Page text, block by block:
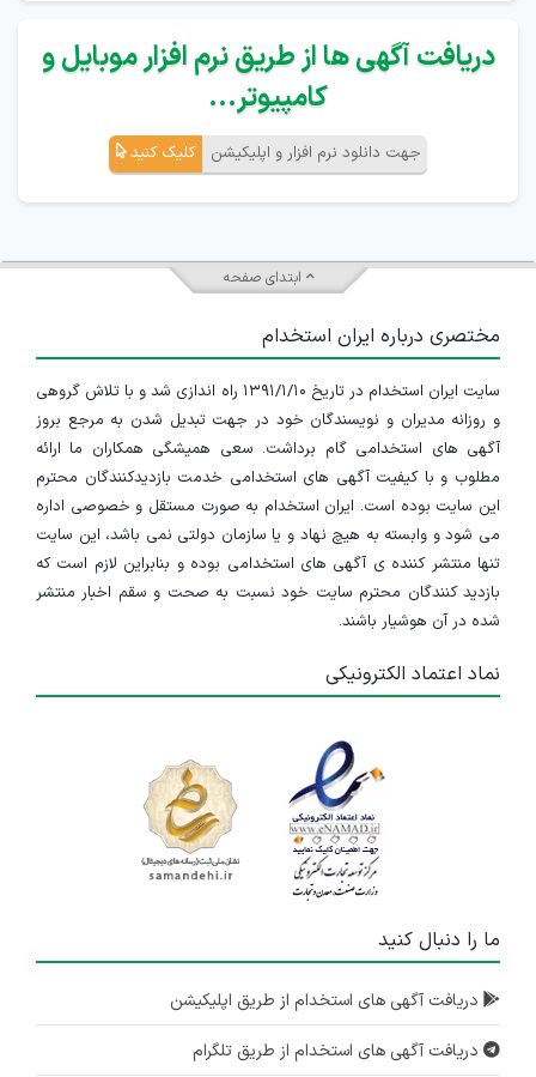
دریافت آگهی ها از طریق نرم افزار موبایل و
کامپیوتر...
جهت دانلود نرم افزار و اپلیکیشن کلیک کنید
ابتدای صفحه
مختصری درباره ایران استخدام
سایت ایران استخدام در تاریخ ۱۳۹۱/۱/۱۰ راه اندازی شد و با تلاش گروهی
و روزانه مدیران و نویسندگان خود در جهت تبدیل شدن به مرجع بروز
آگهی های استخدامی گام برداشت. سعی همیشگی همکاران ما ارائه
مطلوب و با کیفیت آگهی های استخدامی خدمت بازدیدکنندگان محترم
این سایت بوده است. ایران استخدام به صورت مستقل و خصوصی اداره
می شود و وابسته به هیچ نهاد و یا سازمان دولتی نمی باشد، این سایت
تنها منتشر کننده ی آگهی های استخدامی بوده و بنابراین لازم است که
بازدید کنندگان محترم سایت خود نسبت به صحت و سقم اخبار منتشر
شده در آن هوشیار باشند.
نماد اعتماد الکترونیکی
ما را دنبال کنید
دریافت آگهی های استخدام از طریق اپلیکیشن
دریافت آگهی های استخدام از طریق تلگرام